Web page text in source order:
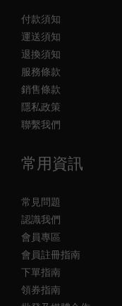
付款須知
運送須知
退換須知
服務條款
銷售條款
隱私政策
聯繫我們
常用資訊
常見問題
認識我們
會員專區
會員註冊指南
下單指南
領券指南